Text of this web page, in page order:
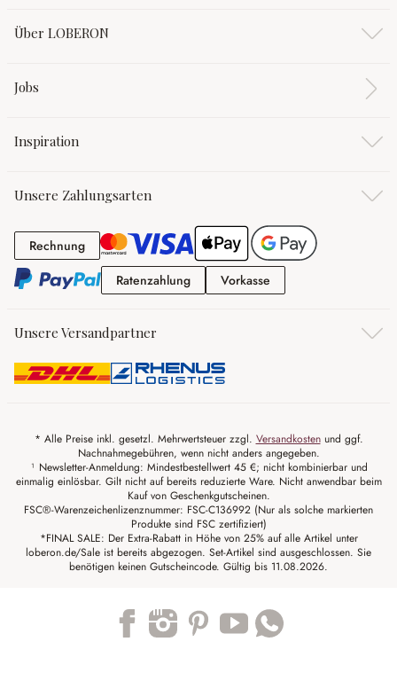
Über LOBERON
Jobs
Inspiration
Unsere Zahlungsarten
RechnungRechnung
RatenzahlungRatenzahlung
Vorkasse
Unsere Versandpartner
* Alle Preise inkl. gesetzl. Mehrwertsteuer zzgl. Versandkostenund ggf.
Nachnahmegebühren, wenn nicht anders angegeben.
¹ Newsletter-Anmeldung: Mindestbestellwert 45 €; nicht kombinierbar und
einmalig einlösbar. Gilt nicht auf bereits reduzierte Ware. Nicht anwendbar beim
Kauf von Geschenkgutscheinen.
FSC®-Warenzeichenlizenznummer: FSC-C136992 (Nur als solche markierten
Produkte sind FSC zertifiziert)
*FINAL SALE: Der Extra-Rabatt in Höhe von 25% auf alle Artikel unter
loberon.de/Sale ist bereits abgezogen. Set-Artikel sind ausgeschlossen. Sie
benötigen keinen Gutscheincode. Gültig bis 11.08.2026.